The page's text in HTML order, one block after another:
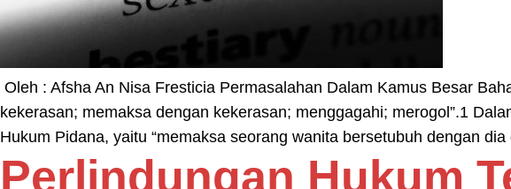
Oleh : Afsha An Nisa Fresticia Permasalahan Dalam Kamus Besar
kekerasan; memaksa dengan kekerasan; menggagahi; merogol”.1
Hukum Pidana, yaitu “memaksa seorang wanita bersetubuh dengan
Perlindungan Hukum